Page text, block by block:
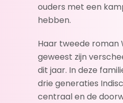
ouders met een
hebben.
Haar tweede roman
geweest zijn
dit jaar. In deze
drie generaties
centraal en de